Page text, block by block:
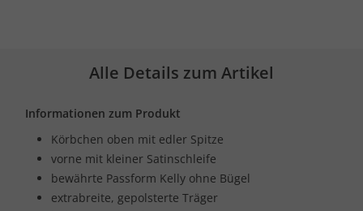
Alle Details zum Artikel
Informationen zum Produkt
Körbchen oben mit edler Spitze
vorne mit kleiner Satinschleife
bewährte Passform Kelly ohne Bügel
extrabreite, gepolsterte Träger